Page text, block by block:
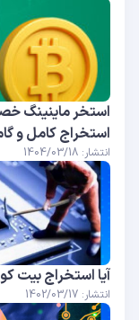
استخر ماینینگ
استخراج کامل و
انتشار: 1404/03/18
آیا استخراج بیت
انتشار: 1402/03/17